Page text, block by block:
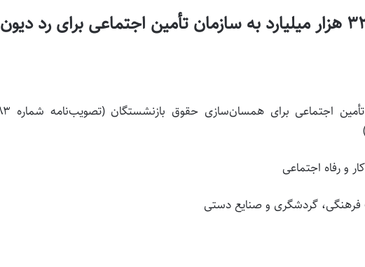
واگذاری سهام دولت به مبلغ ۳۲ هزار میلیارد به سازمان تأمین اجتماعی برای رد دیون
و رفاه اجتماعی
گردشگری و صنایع دستی